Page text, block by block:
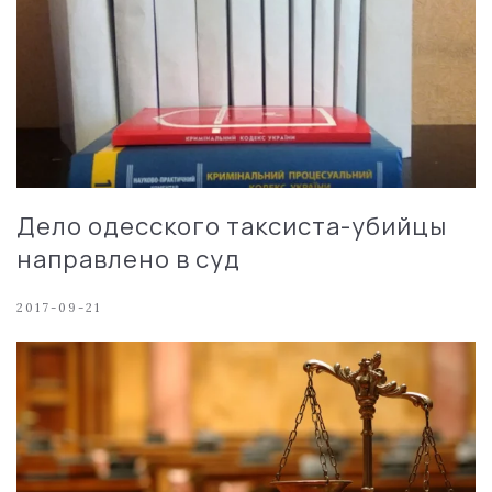
Дело одесского таксиста-убийцы
направлено в суд
2017-09-21